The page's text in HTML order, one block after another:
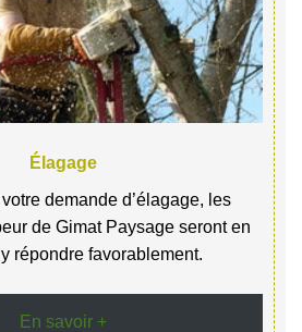
Élagage
demande d’élagage, les
de Gimat Paysage seront en
répondre favorablement.
En savoir +